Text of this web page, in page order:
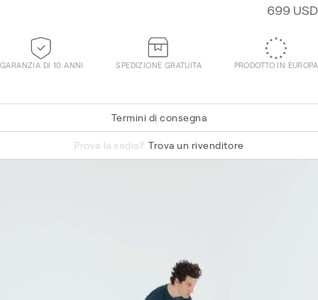
699 USD
GARANZIA DI 10 ANNI SPEDIZIONE GRATUITA PRODOTTO IN EUROPA
Termini di consegna
Prova la sedia? Trova un rivenditore
Hallingdal 65 750